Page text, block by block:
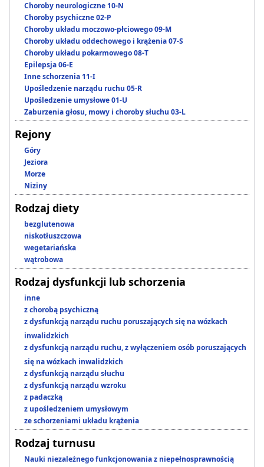
Choroby neurologiczne 10-N
Choroby psychiczne 02-P
Choroby układu moczowo-płciowego 09-M
Choroby układu oddechowego i krążenia 07-S
Choroby układu pokarmowego 08-T
Epilepsja 06-E
Inne schorzenia 11-I
Upośledzenie narządu ruchu 05-R
Upośledzenie umysłowe 01-U
Zaburzenia głosu, mowy i choroby słuchu 03-L
Rejony
Góry
Jeziora
Morze
Niziny
Rodzaj diety
bezglutenowa
niskotłuszczowa
wegetariańska
wątrobowa
Rodzaj dysfunkcji lub schorzenia
inne
z chorobą psychiczną
z dysfunkcją narządu ruchu poruszających się na wózkach
inwalidzkich
z dysfunkcją narządu ruchu, z wyłączeniem osób poruszających
się na wózkach inwalidzkich
z dysfunkcją narządu słuchu
z dysfunkcją narządu wzroku
z padaczką
z upośledzeniem umysłowym
ze schorzeniami układu krążenia
Rodzaj turnusu
Nauki niezależnego funkcjonowania z niepełnosprawnością